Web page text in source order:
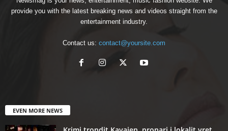
provide you with the latest breaking news and videos straight from the
entertainment industry.
Contact us: contact@yoursite.com
EVEN MORE NEWS